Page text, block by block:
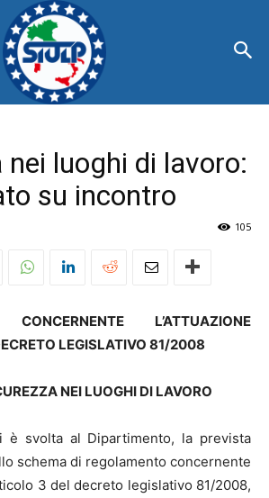
nei luoghi di lavoro:
su incontro
105
CONCERNENTE L’ATTUAZIONE
LEGISLATIVO 81/2008
NEI LUOGHI DI LAVORO
è svolta al Dipartimento, la prevista
schema di regolamento concernente
3 del decreto legislativo 81/2008,